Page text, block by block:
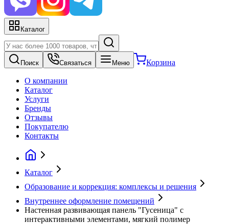
Каталог
Поиск Связаться Меню Корзина
О компании
Каталог
Услуги
Бренды
Отзывы
Покупателю
Контакты
Каталог
Образование и коррекция: комплексы и решения
Внутреннее оформление помещений
Настенная развивающая панель "Гусеница" с
интерактивными элементами, мягкий полимер